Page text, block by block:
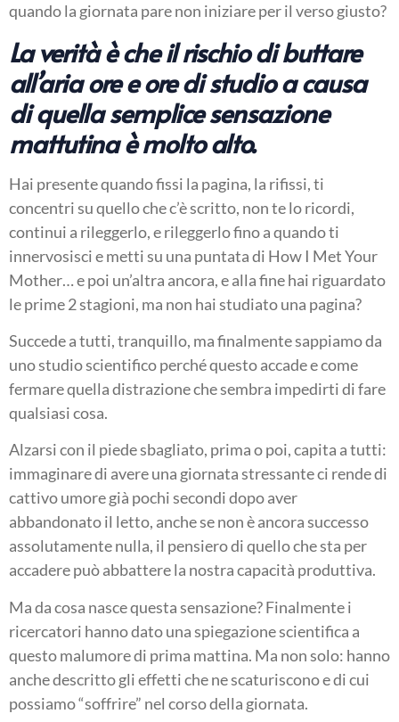
quando la giornata pare non iniziare per il verso giusto?
La verità è che il rischio di buttare
all’aria ore e ore di studio a causa
di quella semplice sensazione
mattutina è molto alto.
Hai presente quando fissi la pagina, la rifissi, ti
concentri su quello che c’è scritto, non te lo ricordi,
continui a rileggerlo, e rileggerlo fino a quando ti
innervosisci e metti su una puntata di How I Met Your
Mother… e poi un’altra ancora, e alla fine hai riguardato
le prime 2 stagioni, ma non hai studiato una pagina?
Succede a tutti, tranquillo, ma finalmente sappiamo da
uno studio scientifico perché questo accade e come
fermare quella distrazione che sembra impedirti di fare
qualsiasi cosa.
Alzarsi con il piede sbagliato, prima o poi, capita a tutti:
immaginare di avere una giornata stressante ci rende di
cattivo umore già pochi secondi dopo aver
abbandonato il letto, anche se non è ancora successo
assolutamente nulla, il pensiero di quello che sta per
accadere può abbattere la nostra capacità produttiva.
Ma da cosa nasce questa sensazione? Finalmente i
ricercatori hanno dato una spiegazione scientifica a
questo malumore di prima mattina. Ma non solo: hanno
anche descritto gli effetti che ne scaturiscono e di cui
possiamo “soffrire” nel corso della giornata.